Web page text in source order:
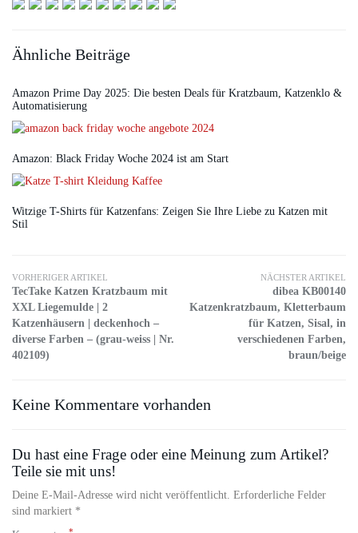
Ähnliche Beiträge
Amazon Prime Day 2025: Die besten Deals für Kratzbaum, Katzenklo &
Automatisierung
Amazon: Black Friday Woche 2024 ist am Start
Witzige T-Shirts für Katzenfans: Zeigen Sie Ihre Liebe zu Katzen mit
Stil
VORHERIGER ARTIKEL
TecTake Katzen Kratzbaum mit
XXL Liegemulde | 2
Katzenhäusern | deckenhoch –
diverse Farben – (grau-weiss | Nr.
402109)
NÄCHSTER ARTIKEL
dibea KB00140
Katzenkratzbaum, Kletterbaum
für Katzen, Sisal, in
verschiedenen Farben,
braun/beige
Keine Kommentare vorhanden
Du hast eine Frage oder eine Meinung zum Artikel?
Teile sie mit uns!
Deine E-Mail-Adresse wird nicht veröffentlicht. Erforderliche Felder
sind markiert *